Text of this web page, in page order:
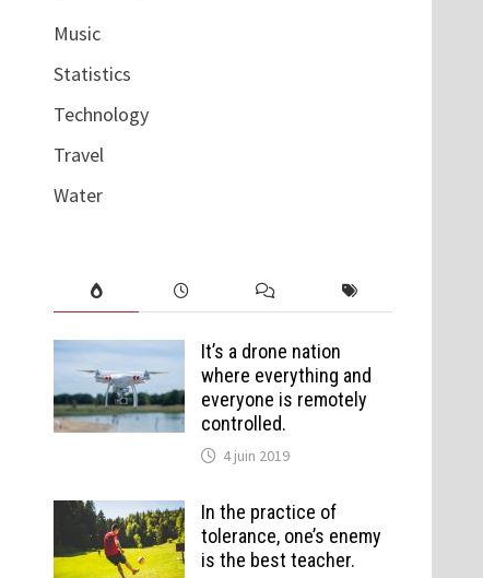
Music
Statistics
Technology
Travel
Water
It’s a drone nation
where everything and
everyone is remotely
controlled.
4 juin 2019
In the practice of
tolerance, one’s enemy
is the best teacher.